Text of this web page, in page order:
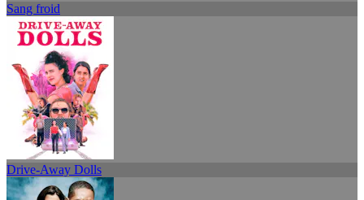
Sang froid
Drive-Away Dolls